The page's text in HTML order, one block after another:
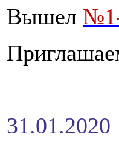
Вышел
31.01.2020